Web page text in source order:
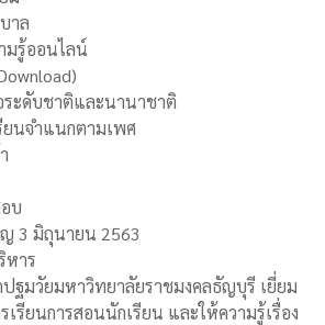
าล
มรู้ออนไลน์
ระดับชาติและนานาชาติ
ยนจำแนกตามเพศ
บ
3 มิถุนายน 2563
หาร
ฐมวัยมหาวิทยาลัยราชมงคลธัญบุรี เยี่ยม
เรียนการสอนนักเรียน และให้ความรู้เรื่อง